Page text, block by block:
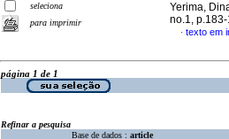
seleciona
para imprimir
Yerima,
no.1,
· texto em
página 1 de 1
Refinar a pesquisa
Base de dados : article